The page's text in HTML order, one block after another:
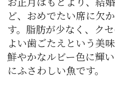
ど、おめでたい席に欠
す。脂肪が少なく、ク
よい歯ごたえという美
鮮やかなルビー色に輝
にふさわしい魚です。